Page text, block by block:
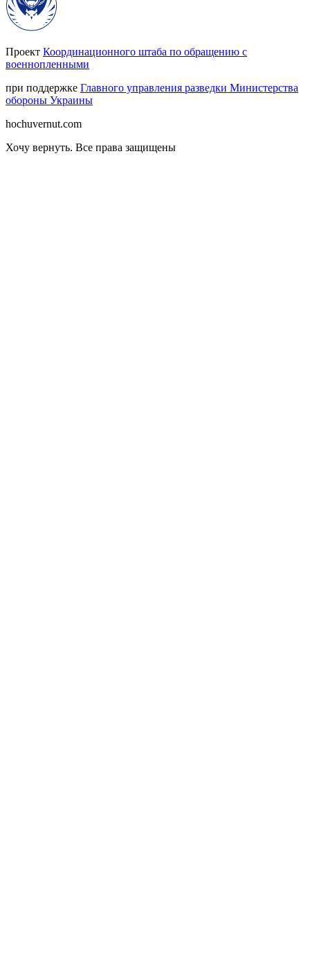
Проект Координационного штаба по обращению с
военнопленными
при поддержке Главного управления разведки Министерства
обороны Украины
hochuvernut.com
Хочу вернуть. Все права защищены